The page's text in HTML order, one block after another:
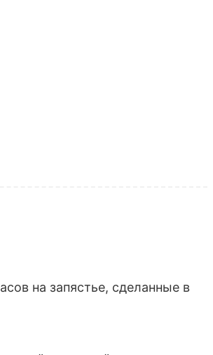
на запястье, сделанные в